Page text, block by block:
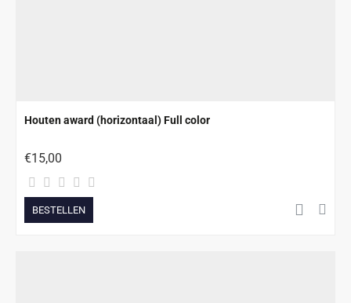
Houten award (horizontaal) Full color
€15,00
BESTELLEN